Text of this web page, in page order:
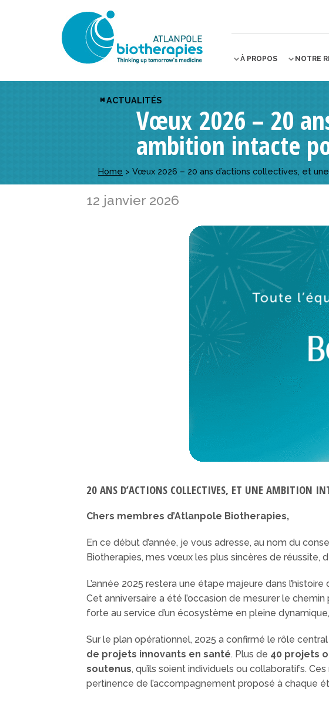
À PROPOS NOTRE
ACTUALITÉS
Vœux 2026 – 20
ambition intacte
Home > Vœux 2026 – 20 ans d’actions collectives, et
12 janvier 2026
20 ANS D’ACTIONS COLLECTIVES, ET UNE AMBITION
Chers membres d’Atlanpole Biotherapies,
En ce début d’année, je vous adresse, au nom du
Biotherapies, mes vœux les plus sincères de réussite,
L’année 2025 restera une étape majeure dans
Cet anniversaire a été l’occasion de mesurer le
forte au service d’un écosystème en pleine
Sur le plan opérationnel, 2025 a confirmé le rôle
de projets innovants en santé. Plus de 40 projets
soutenus, qu’ils soient individuels ou collaboratifs.
pertinence de l’accompagnement proposé à chaque